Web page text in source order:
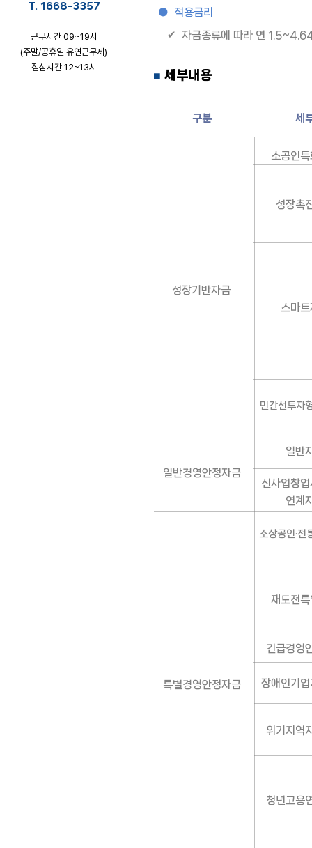
T. 1668-3357
근무시간 09~19시
(주말/공휴일 유연근무제)
점심시간 12~13시
● 적용금리
✔ 자금종류에 따라 연
■ 세부내용
구분 세
소공인
성장촉
성장기반자금
스마
민간선투자
일반
일반경영안정자금
신사업창
연계
소상공인·전
재도전
긴급경영
특별경영안정자금 장애인기
위기지역
청년고용